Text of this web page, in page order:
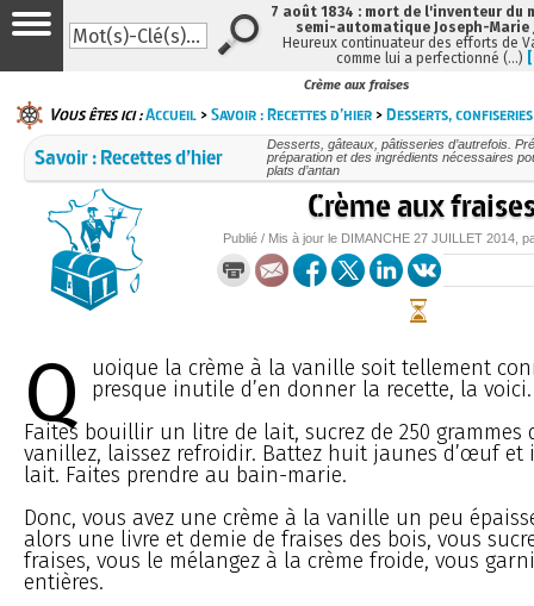
Crème aux fraises
Vous êtes ici :Accueil >Savoir : Recettes d’hier >Desserts, confiseries
Savoir : Recettes d’hier
Desserts, gâteaux, pâtisseries d’autrefois.
préparation et des ingrédients nécessaires
plats d’antan
Crème aux
Publié / Mis à jour le DIMANCHE 27 JUILLET 2014 ,
Q uoique la crème à la vanille soit tellement
presque inutile d’en donner la recette, la voici.
Faites bouillir un litre de lait, sucrez de 250 grammes
vanillez, laissez refroidir. Battez huit jaunes d’œuf et
lait. Faites prendre au bain-marie.
Donc, vous avez une crème à la vanille un peu
alors une livre et demie de fraises des bois, vous
fraises, vous le mélangez à la crème froide, vous
entières.
7 août 1834 : mort de l'inventeur du
semi-automatique Joseph-Marie
Heureux continuateur des efforts de
comme lui a perfectionné (…)